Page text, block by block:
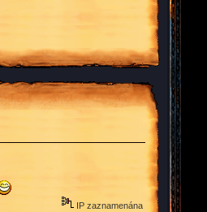
IP zaznamenána